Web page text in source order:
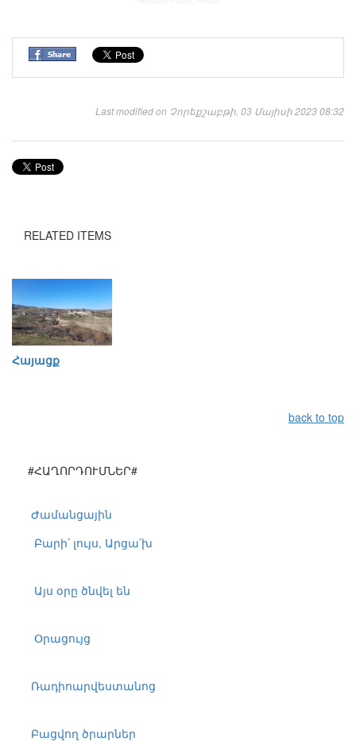
Last modified on Չորեքշաբթի, 03 Մայիսի 2023 08:32
RELATED ITEMS
Հայացք
back to top
#ՀԱՂՈՐԴՈՒՄՆԵՐ#
Ժամանցային
Բարի՛ լույս, Արցա՛խ
Այս օրը ծնվել են
Օրացույց
Ռադիոարվեստանոց
Բացվող ծրարներ